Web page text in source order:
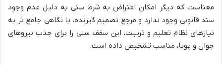
معناست که دیگر امکان اعتراض به شرط سنی به دلیل عدم وجود
سند قانونی وجود ندارد و مرجع تصمیم گیرنده، با نگاهی جامع تر به
نیازهای نظام تعلیم و تربیت، این سقف سنی را برای جذب نیروهای
جوان و پویا، مناسب تشخیص داده است.